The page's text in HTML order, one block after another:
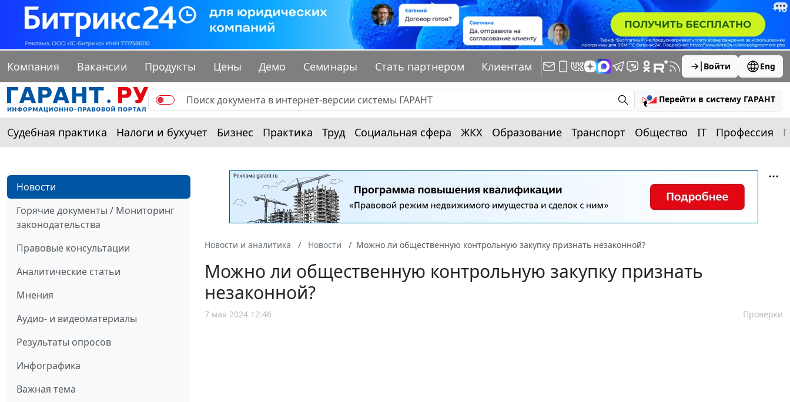
Компания Вакансии Продукты Цены Демо Семинары Стать партнером Клиентам Войти Eng
Перейти в систему ГАРАНТ
Судебная практика Налоги и бухучет Бизнес Практика Труд Социальная сфера ЖКХ Образование Транспорт Общество IT Профессия
Новости
Горячие документы / Мониторинг
законодательства
Правовые консультации
Аналитические статьи
Мнения
Аудио- и видеоматериалы
Результаты опросов
Инфографика
Важная тема
Новости и аналитика Новости Можно ли общественную контрольную закупку признать незаконной?
Можно ли общественную контрольную закупку признать
незаконной?
7 мая 2024 12:46 Проверки